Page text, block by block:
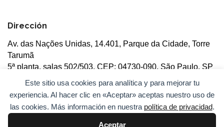
Este sitio usa cookies para analítica y para mejorar tu
experiencia. Al hacer clic en «Aceptar» aceptas nuestro uso de
las cookies. Más información en nuestra política de privacidad.
Aceptar
Dirección
Av. das Nações Unidas, 14.401, Parque da Cidade, Torre
Tarumã
5ª planta, salas 502/503, CEP: 04730-090, São Paulo, SP